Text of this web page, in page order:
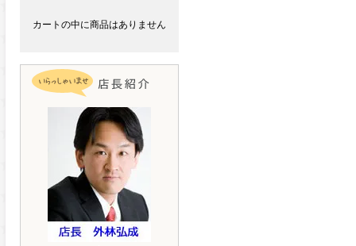
カートの中に商品はありません